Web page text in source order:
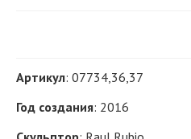
Артикул: 07734,36,37
Год создания: 2016